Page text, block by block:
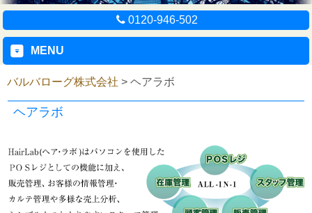
0120-946-502
MENU
バルバローグ株式会社 > ヘアラボ
ヘアラボ